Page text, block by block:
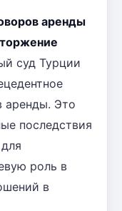
аренды
суд Турции
аренды. Это
последствия
роль в
в